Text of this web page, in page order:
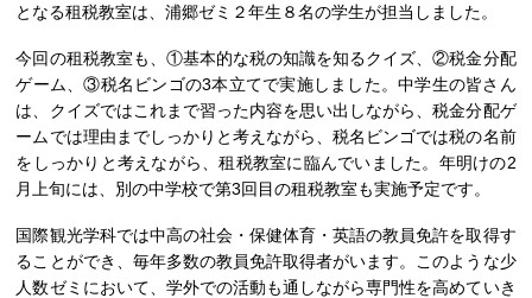
となる租税教室は、浦郷ゼミ２年生８名の学生が担当しました。
今回の租税教室も、①基本的な税の知識を知るクイズ、②税金分配
ゲーム、③税名ビンゴの3本立てで実施しました。中学生の皆さん
は、クイズではこれまで習った内容を思い出しながら、税金分配ゲ
ームでは理由までしっかりと考えながら、税名ビンゴでは税の名前
をしっかりと考えながら、租税教室に臨んでいました。年明けの2
月上旬には、別の中学校で第3回目の租税教室も実施予定です。
国際観光学科では中高の社会・保健体育・英語の教員免許を取得す
ることができ、毎年多数の教員免許取得者がいます。このような少
人数ゼミにおいて、学外での活動も通しながら専門性を高めていき